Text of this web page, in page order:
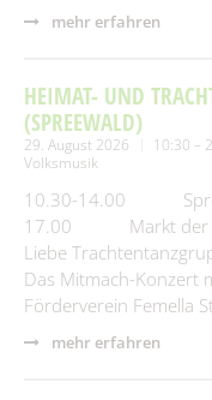
mehr erfahren
HEIMAT- UND
(SPREEWALD)
29. August 2026 10:30 –
Volksmusik
10.30-14.00
17.00 Markt der
Liebe
Das Mitmach-
Förderverein Femella
mehr erfahren